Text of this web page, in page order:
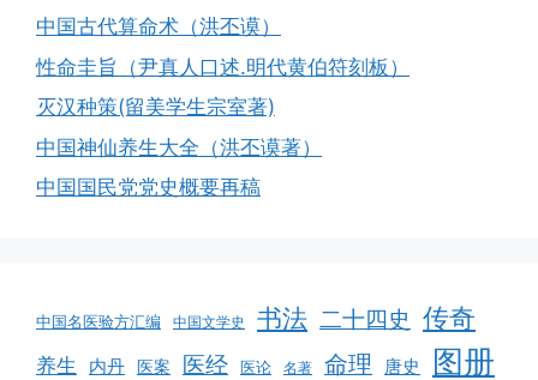
中国古代算命术（洪丕谟）
性命圭旨（尹真人口述.明代黄伯符刻板）
灭汉种策(留美学生宗室著)
中国神仙养生大全（洪丕谟著）
中国国民党党史概要再稿
中国名医验方汇编 中国文学史 书法 二十四史 传奇
养生 内丹 医案 医经 医论 名著 命理 唐史 图册